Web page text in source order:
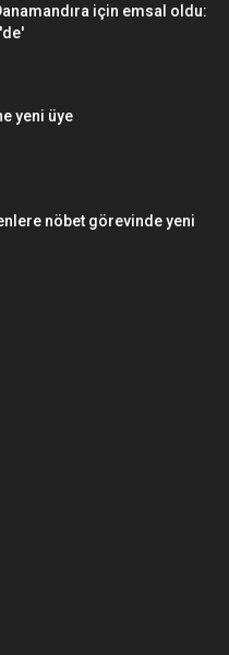
için emsal oldu:
yeni üye
nöbet görevinde yeni